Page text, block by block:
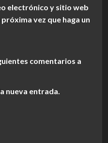
electrónico y sitio web
vez que haga un
comentarios a
nueva entrada.